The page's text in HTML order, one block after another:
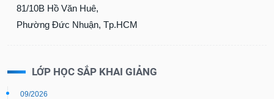
81/10B Hồ Văn Huê,
Phường Đức Nhuận, Tp.HCM
LỚP HỌC SẮP KHAI GIẢNG
09/2026
cụ
Truyền